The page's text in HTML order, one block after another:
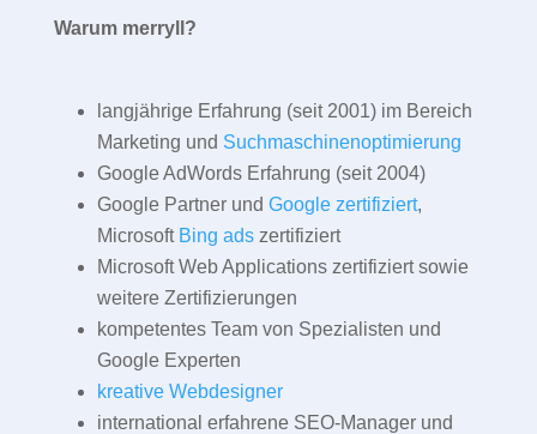
Warum merryll?
langjährige Erfahrung (seit 2001) im Bereich
Marketing und Suchmaschinenoptimierung
Google AdWords Erfahrung (seit 2004)
Google Partner und Google zertifiziert,
Microsoft Bing adszertifiziert
Microsoft Web Applications zertifiziert sowie
weitere Zertifizierungen
kompetentes Team von Spezialisten und
Google Experten
kreative Webdesigner
international erfahrene SEO-Manager und